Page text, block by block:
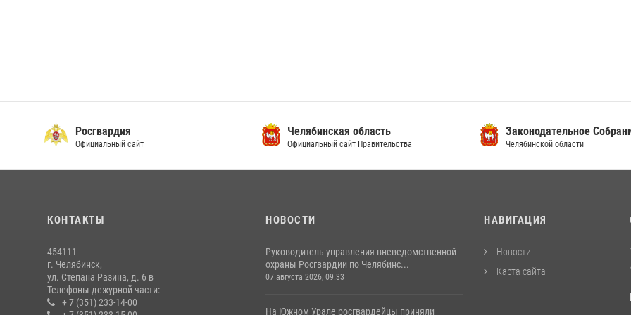
Росгвардия
Официальный сайт
Челябинская область
Официальный сайт Правительства
Законодательное
Челябинской области
КОНТАКТЫ
454111
г. Челябинск,
ул. Степана Разина, д. 6 в
Телефоны дежурной части:
+ 7 (351) 233-14-00
НОВОСТИ
Руководитель управления вневедомственной
охраны Росгвардии по Челябинс...
07 августа 2026, 09:33
На Южном Урале росгвардейцы приняли
НАВИГАЦИЯ
Новости
Карта сайта